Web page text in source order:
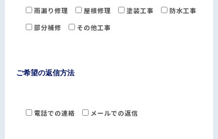
雨漏り修理 屋根修理 塗装工事
防水工事
部分補修
その他工事
ご希望の返信方法
電話での連絡 メールでの返信